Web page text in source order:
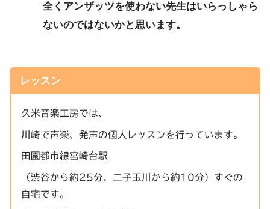
全くアンザッツを使わない先生はいらっしゃら
ないのではないかと思います。
レッスン
久米音楽工房では、
川崎で声楽、発声の個人レッスンを行っています。
田園都市線宮崎台駅
（渋谷から約25分、二子玉川から約10分）すぐの
自宅です。